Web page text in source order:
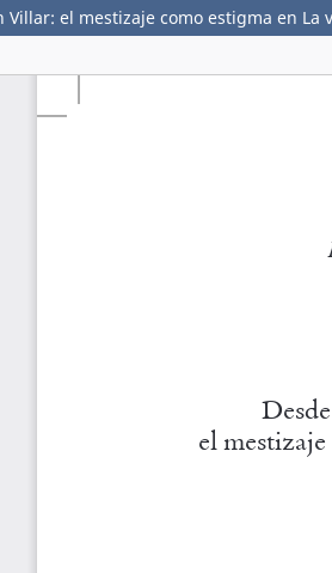
el mestizaje como estigma en